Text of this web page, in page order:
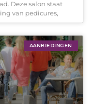
Deze salon staat
van pedicures,
AANBIEDINGEN